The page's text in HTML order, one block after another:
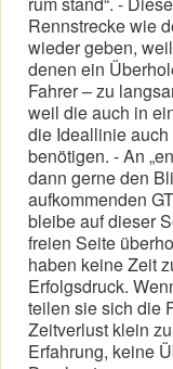
Rennstrecke wie
wieder geben,
denen ein
Fahrer – zu
weil die auch in
die Ideallinie
benötigen. - An
dann gerne den
aufkommenden
bleibe auf dieser
freien Seite
haben keine Zeit
Erfolgsdruck.
teilen sie sich die
Zeitverlust klein
Erfahrung, keine